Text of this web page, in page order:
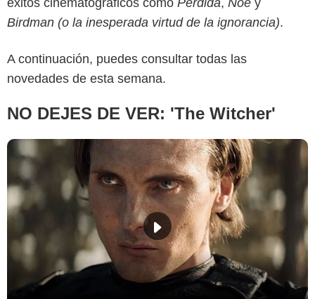
Birdman (o la inesperada virtud de la ignorancia).
A continuación, puedes consultar todas las
novedades de esta semana.
NO DEJES DE VER: 'The Witcher'